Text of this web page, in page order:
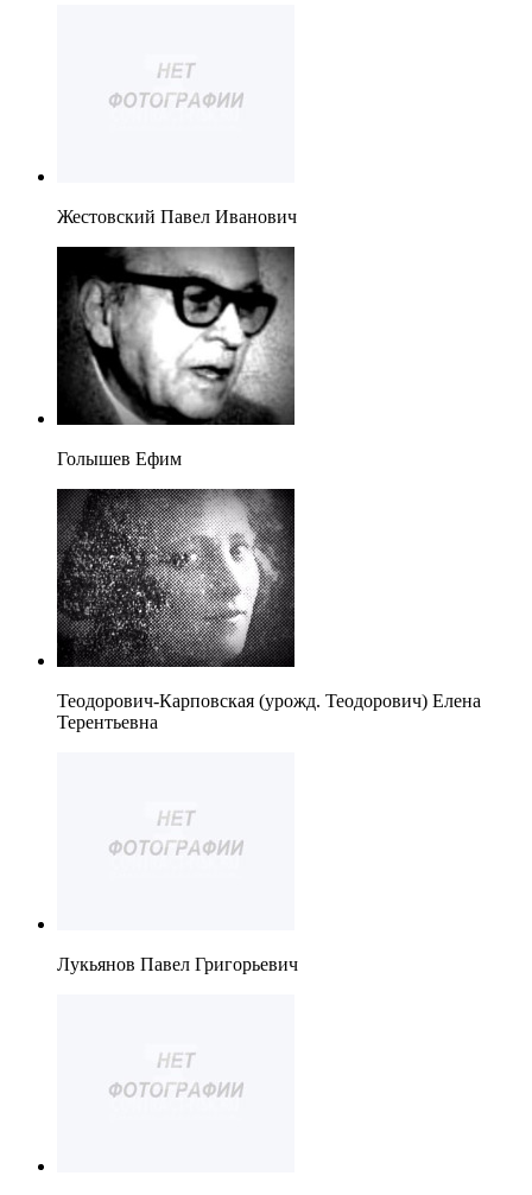
Жестовский Павел Иванович
Голышев Ефим
Теодорович-Карповская (урожд. Теодорович) Елена
Терентьевна
Лукьянов Павел Григорьевич